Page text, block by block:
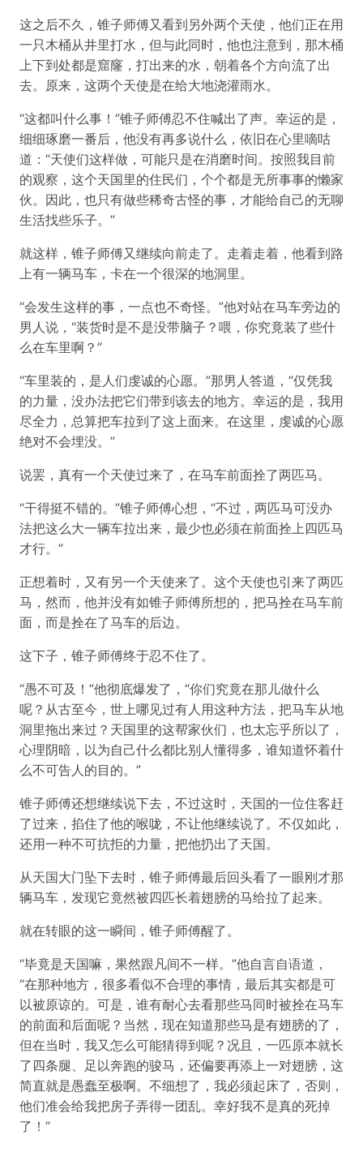
这之后不久，锥子师傅又看到另外两个天使，他们正在用
一只木桶从井里打水，但与此同时，他也注意到，那木桶
上下到处都是窟窿，打出来的水，朝着各个方向流了出
去。原来，这两个天使是在给大地浇灌雨水。
“这都叫什么事！”锥子师傅忍不住喊出了声。幸运的是，
细细琢磨一番后，他没有再多说什么，依旧在心里嘀咕
道：“天使们这样做，可能只是在消磨时间。按照我目前
的观察，这个天国里的住民们，个个都是无所事事的懒家
伙。因此，也只有做些稀奇古怪的事，才能给自己的无聊
生活找些乐子。”
就这样，锥子师傅又继续向前走了。走着走着，他看到路
上有一辆马车，卡在一个很深的地洞里。
“会发生这样的事，一点也不奇怪。”他对站在马车旁边的
男人说，“装货时是不是没带脑子？喂，你究竟装了些什
么在车里啊？”
“车里装的，是人们虔诚的心愿。”那男人答道，“仅凭我
的力量，没办法把它们带到该去的地方。幸运的是，我用
尽全力，总算把车拉到了这上面来。在这里，虔诚的心愿
绝对不会埋没。”
说罢，真有一个天使过来了，在马车前面拴了两匹马。
“干得挺不错的。”锥子师傅心想，“不过，两匹马可没办
法把这么大一辆车拉出来，最少也必须在前面拴上四匹马
才行。”
正想着时，又有另一个天使来了。这个天使也引来了两匹
马，然而，他并没有如锥子师傅所想的，把马拴在马车前
面，而是拴在了马车的后边。
这下子，锥子师傅终于忍不住了。
“愚不可及！”他彻底爆发了，“你们究竟在那儿做什么
呢？从古至今，世上哪见过有人用这种方法，把马车从地
洞里拖出来过？天国里的这帮家伙们，也太忘乎所以了，
心理阴暗，以为自己什么都比别人懂得多，谁知道怀着什
么不可告人的目的。”
锥子师傅还想继续说下去，不过这时，天国的一位住客赶
了过来，掐住了他的喉咙，不让他继续说了。不仅如此，
还用一种不可抗拒的力量，把他扔出了天国。
从天国大门坠下去时，锥子师傅最后回头看了一眼刚才那
辆马车，发现它竟然被四匹长着翅膀的马给拉了起来。
就在转眼的这一瞬间，锥子师傅醒了。
“毕竟是天国嘛，果然跟凡间不一样。”他自言自语道，
“在那种地方，很多看似不合理的事情，最后其实都是可
以被原谅的。可是，谁有耐心去看那些马同时被拴在马车
的前面和后面呢？当然，现在知道那些马是有翅膀的了，
但在当时，我又怎么可能猜得到呢？况且，一匹原本就长
了四条腿、足以奔跑的骏马，还偏要再添上一对翅膀，这
简直就是愚蠢至极啊。不细想了，我必须起床了，否则，
他们准会给我把房子弄得一团乱。幸好我不是真的死掉
了！”